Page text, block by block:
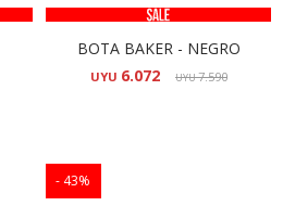
BOTA BAKER - NEGRO
UYU 6.072 UYU7.590
43